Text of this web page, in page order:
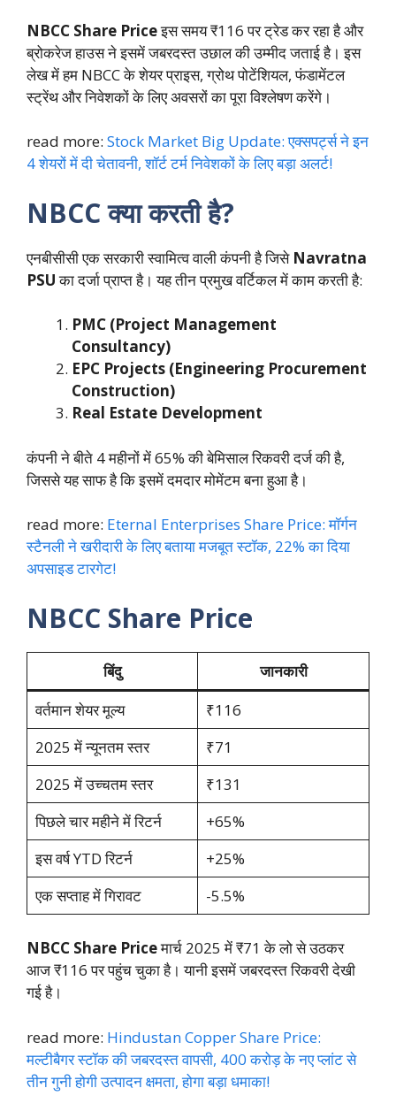
NBCC Share Priceइस समय ₹116 पर ट्रेड कर रहा है और
ब्रोकरेज हाउस ने इसमें जबरदस्त उछाल की उम्मीद जताई है। इस
लेख में हम NBCC के शेयर प्राइस, ग्रोथ पोटेंशियल, फंडामेंटल
स्ट्रेंथ और निवेशकों के लिए अवसरों का पूरा विश्लेषण करेंगे।
read more: Stock Market Big Update: एक्सपर्ट्स ने इन
4 शेयरों में दी चेतावनी, शॉर्ट टर्म निवेशकों के लिए बड़ा अलर्ट!
NBCC क्या करती है?
एनबीसीसी एक सरकारी स्वामित्व वाली कंपनी है जिसे Navratna
PSUका दर्जा प्राप्त है। यह तीन प्रमुख वर्टिकल में काम करती है:
PMC (Project Management
Consultancy)
EPC Projects (Engineering Procurement
Construction)
Real Estate Development
कंपनी ने बीते 4 महीनों में 65% की बेमिसाल रिकवरी दर्ज की है,
जिससे यह साफ है कि इसमें दमदार मोमेंटम बना हुआ है।
read more: Eternal Enterprises Share Price: मॉर्गन
स्टैनली ने खरीदारी के लिए बताया मजबूत स्टॉक, 22% का दिया
अपसाइड टारगेट!
NBCC Share Price
बिंदु
जानकारी
वर्तमान शेयर मूल्य
₹116
2025 में न्यूनतम स्तर
₹71
2025 में उच्चतम स्तर
₹131
पिछले चार महीने में रिटर्न
+65%
इस वर्ष YTD रिटर्न
+25%
एक सप्ताह में गिरावट
-5.5%
NBCC Share Priceमार्च 2025 में ₹71 के लो से उठकर
आज ₹116 पर पहुंच चुका है। यानी इसमें जबरदस्त रिकवरी देखी
गई है।
read more: Hindustan Copper Share Price:
मल्टीबैगर स्टॉक की जबरदस्त वापसी, 400 करोड़ के नए प्लांट से
तीन गुनी होगी उत्पादन क्षमता, होगा बड़ा धमाका!